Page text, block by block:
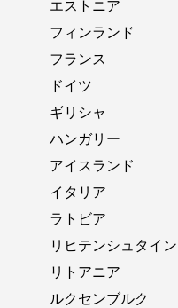
エストニア
フィンランド
フランス
ドイツ
ギリシャ
ハンガリー
アイスランド
イタリア
ラトビア
リヒテンシュタイン
リトアニア
ルクセンブルク